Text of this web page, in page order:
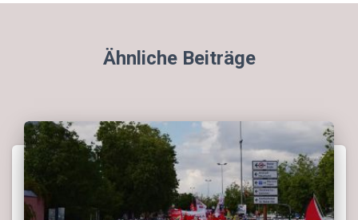
Ähnliche Beiträge